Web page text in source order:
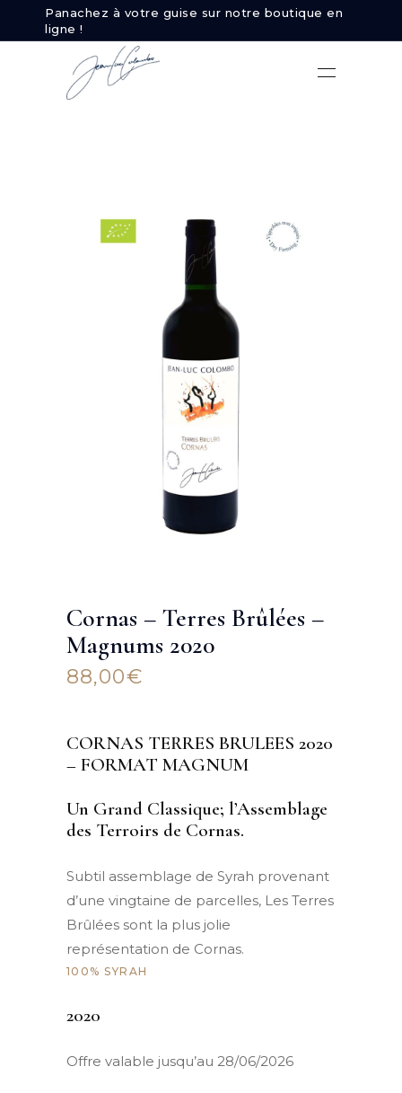
Panachez à votre guise sur notre boutique en
ligne !
Mon
compte
panier
84 17 10
Cornas – Terres Brûlées –
Magnums 2020
88,00€
CORNAS TERRES BRULEES 2020
– FORMAT MAGNUM
Un Grand Classique; l’Assemblage
des Terroirs de Cornas.
Subtil assemblage de Syrah provenant
d’une vingtaine de parcelles, Les Terres
Brûlées sont la plus jolie
représentation de Cornas.
100% SYRAH
2020
Offre valable jusqu’au 28/06/2026